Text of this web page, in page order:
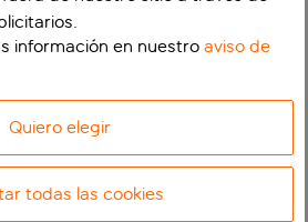
información en nuestroaviso de
Quiero elegir
todas las cookies